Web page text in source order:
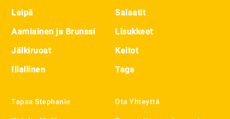
Leipä
Aamiainen ja Brunssi
Jälkiruoat
Illallinen
Salaatit
Lisukkeet
Keitot
Tags
Tapaa Stephanie Ota Yhteyttä